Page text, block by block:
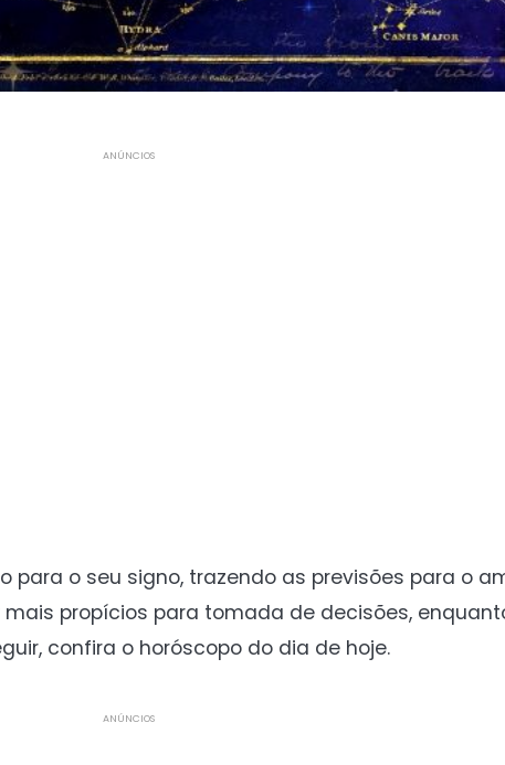
ANÚNCIOS
para o seu signo, trazendo as previsões para o
propícios para tomada de decisões,
confira o horóscopo do dia de hoje.
ANÚNCIOS